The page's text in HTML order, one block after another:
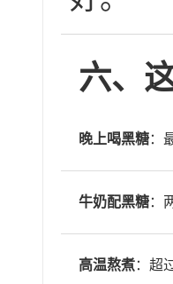
六、
晚上喝黑糖：
牛奶配黑糖：
高温熬煮：超